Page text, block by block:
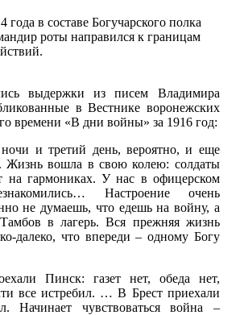
года в составе Богучарского полка
роты направился к границам
выдержки из писем Владимира
в Вестнике воронежских
времени «В дни войны» за 1916 год:
и третий день, вероятно, и еще
Жизнь вошла в свою колею: солдаты
на гармониках. У нас в офицерском
Настроение очень
не думаешь, что едешь на войну, а
в лагерь. Вся прежняя жизнь
далеко, что впереди – одному Богу
Пинск: газет нет, обеда нет,
все истребил. … В Брест приехали
Начинает чувствоваться война –